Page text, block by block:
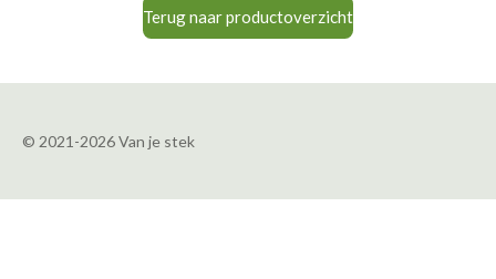
Terug naar productoverzicht
© 2021-2026 Van je stek